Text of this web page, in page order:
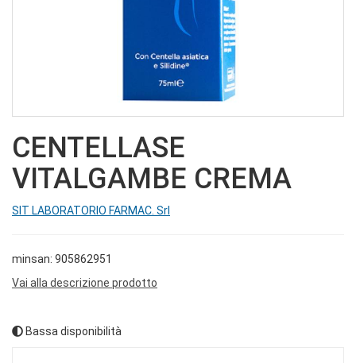
CENTELLASE
VITALGAMBE CREMA
SIT LABORATORIO FARMAC. Srl
minsan: 905862951
Vai alla descrizione prodotto
Bassa disponibilità